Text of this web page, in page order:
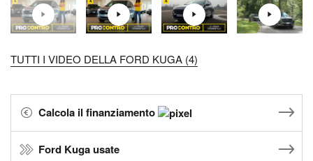
TUTTI I VIDEO DELLA FORD KUGA (4)
Calcola il finanziamento
Ford Kuga usate